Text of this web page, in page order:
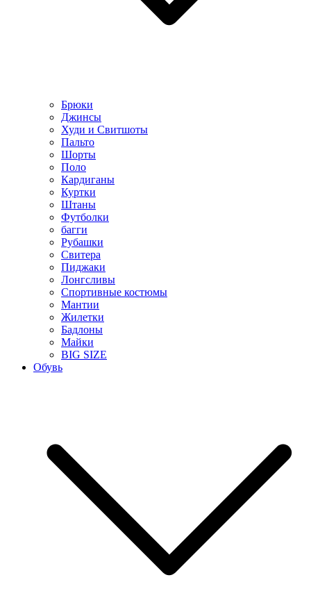
Брюки
Джинсы
Худи и Свитшоты
Пальто
Шорты
Поло
Кардиганы
Куртки
Штаны
Футболки
багги
Рубашки
Свитера
Пиджаки
Лонгсливы
Спортивные костюмы
Мантии
Жилетки
Бадлоны
Майки
BIG SIZE
Обувь